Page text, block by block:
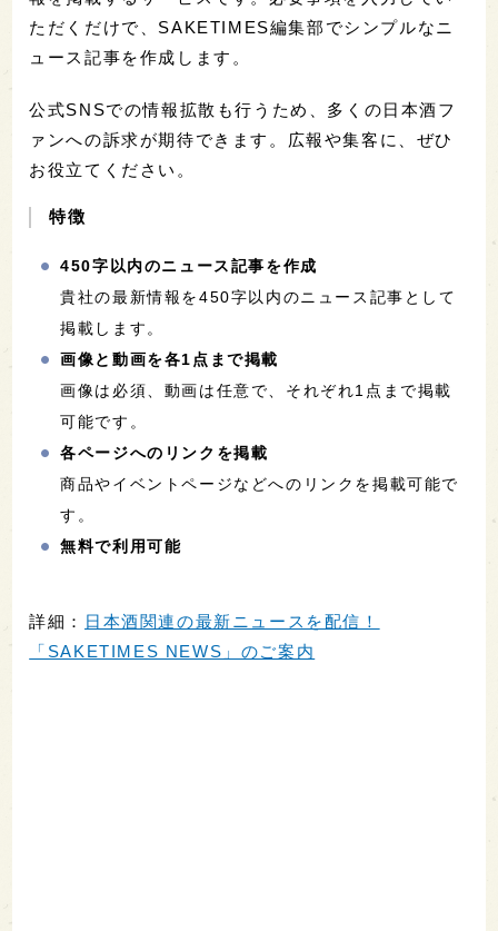
ただくだけで、SAKETIMES編集部でシンプルなニ
ュース記事を作成します。
公式SNSでの情報拡散も行うため、多くの日本酒フ
ァンへの訴求が期待できます。広報や集客に、ぜひ
お役立てください。
特徴
450字以内のニュース記事を作成
貴社の最新情報を450字以内のニュース記事として
掲載します。
画像と動画を各1点まで掲載
画像は必須、動画は任意で、それぞれ1点まで掲載
可能です。
各ページへのリンクを掲載
商品やイベントページなどへのリンクを掲載可能で
す。
無料で利用可能
詳細：
日本酒関連の最新ニュースを配信！
「SAKETIMES NEWS」のご案内